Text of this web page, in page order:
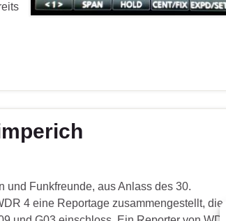
und Funkfreunde, aus Anlass des 30.
4 eine Reportage zusammengestellt, die